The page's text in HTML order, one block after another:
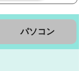
パソコン